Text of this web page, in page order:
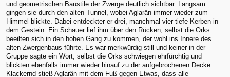
und geometrischen Baustile der Zwerge deutlich sichtbar. Langsam
gingen sie durch den alten Tunnel, wobei Aglarân immer wieder zum
Himmel blickte. Dabei entdeckter er drei, manchmal vier tiefe Kerben in
dem Gestein. Ein Schauer lief ihm über den Rücken, selbst die Orks
beeilten sich in den hohen Gang zu kommen, der wohl ins Innere des
alten Zwergenbaus führte. Es war merkwürdig still und keiner in der
Gruppe sagte ein Wort, selbst die Orks schwiegen ehrfürchtig und
blickten ebenfalls immer wieder hinauf zu der aufgebrochenen Decke.
Klackernd stieß Aglarân mit dem Fuß gegen Etwas, dass alle